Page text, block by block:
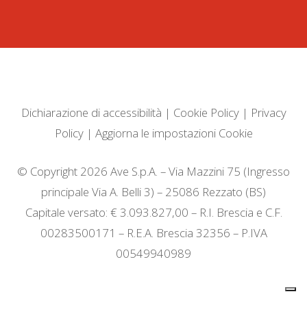
Dichiarazione di accessibilità | Cookie Policy| Privacy
Policy| Aggiorna le impostazioni Cookie
© Copyright 2026 Ave S.p.A. – Via Mazzini 75 (Ingresso
principale Via A. Belli 3) – 25086 Rezzato (BS)
Capitale versato: € 3.093.827,00 – R.I. Brescia e C.F.
00283500171 – R.E.A. Brescia 32356 – P.IVA
00549940989